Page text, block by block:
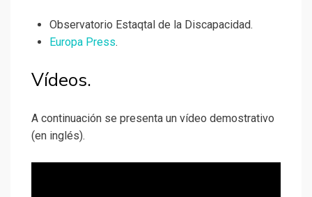
Observatorio Estaqtal de la Discapacidad.
Europa Press.
Vídeos.
A continuación se presenta un vídeo demostrativo
(en inglés).